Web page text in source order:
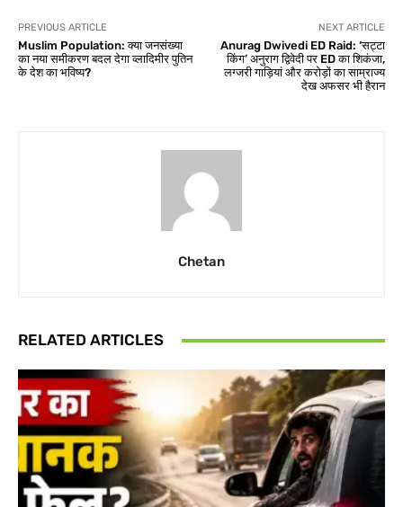
PREVIOUS ARTICLE
Muslim Population: क्या जनसंख्या
का नया समीकरण बदल देगा व्लादिमीर पुतिन
के देश का भविष्य?
NEXT ARTICLE
Anurag Dwivedi ED Raid: ‘सट्टा
किंग’ अनुराग द्विवेदी पर ED का शिकंजा,
लग्जरी गाड़ियां और करोड़ों का साम्राज्य
देख अफसर भी हैरान
Chetan
RELATED ARTICLES